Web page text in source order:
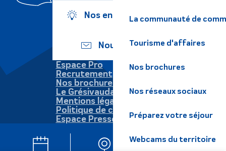
La communauté de
Tourisme d'affaires
Nos brochures
Nos réseaux sociaux
Préparez votre séjour
Webcams du territoire
Nos engagements
Nous écrire
Espace Pro
Recrutement
Nos brochures
Le Grésivaudan
Mentions légales
Politique de confidentialité
Espace Presse